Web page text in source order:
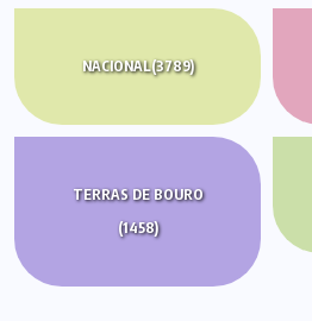
NACIONAL(3789)
TERRAS DE BOURO
(1458)